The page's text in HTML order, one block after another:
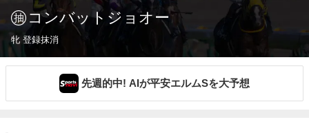
コンバットジョオー
牝 登録抹消
先週的中! AIが平安エルムSを大予想